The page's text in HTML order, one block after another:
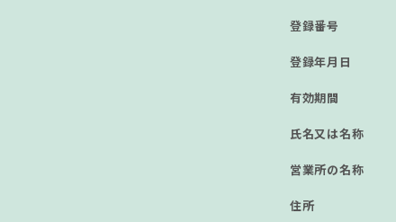
登録番号
登録年⽉⽇
有効期間
⽒名⼜は名称
営業所の名称
住所